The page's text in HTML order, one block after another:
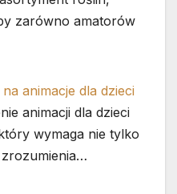
zarówno amatorów
na animacje dla dzieci
animacji dla dzieci
wymaga nie tylko